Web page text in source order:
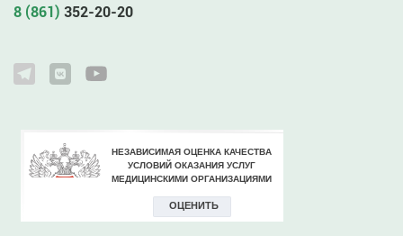
8 (861) 352-20-20